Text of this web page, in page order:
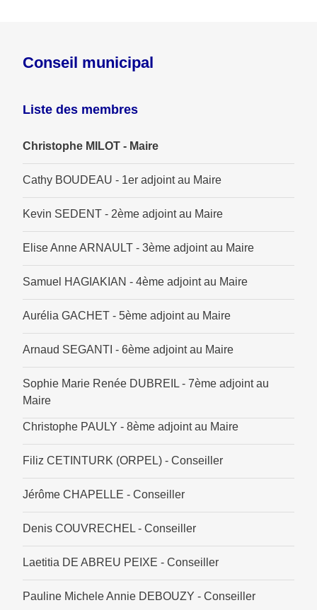
Conseil municipal
Liste des membres
Christophe MILOT - Maire
Cathy BOUDEAU - 1er adjoint au Maire
Kevin SEDENT - 2ème adjoint au Maire
Elise Anne ARNAULT - 3ème adjoint au Maire
Samuel HAGIAKIAN - 4ème adjoint au Maire
Aurélia GACHET - 5ème adjoint au Maire
Arnaud SEGANTI - 6ème adjoint au Maire
Sophie Marie Renée DUBREIL - 7ème adjoint au
Maire
Christophe PAULY - 8ème adjoint au Maire
Filiz CETINTURK (ORPEL) - Conseiller
Jérôme CHAPELLE - Conseiller
Denis COUVRECHEL - Conseiller
Laetitia DE ABREU PEIXE - Conseiller
Pauline Michele Annie DEBOUZY - Conseiller